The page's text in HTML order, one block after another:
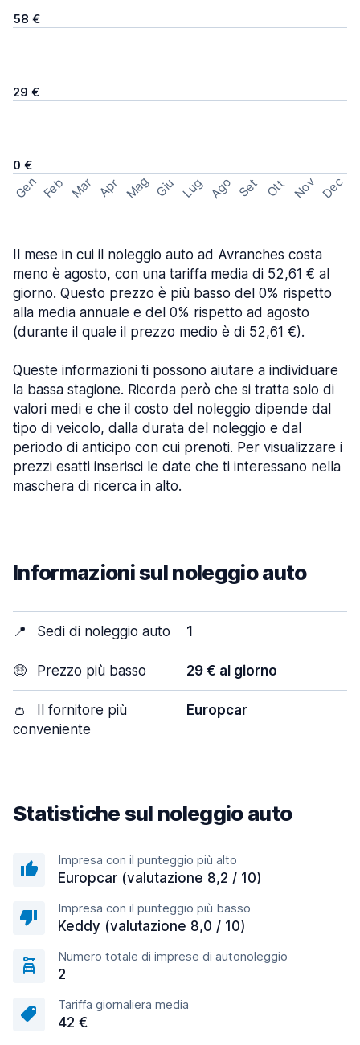
58 €
29 €
0 €
Gen Feb Mar Apr Mag Giu Lug Ago Set Ott Nov Dec
Il mese in cui il noleggio auto ad Avranches costa
meno è agosto, con una tariffa media di 52,61 € al
giorno. Questo prezzo è più basso del 0% rispetto
alla media annuale e del 0% rispetto ad agosto
(durante il quale il prezzo medio è di 52,61 €).
Queste informazioni ti possono aiutare a individuare
la bassa stagione. Ricorda però che si tratta solo di
valori medi e che il costo del noleggio dipende dal
tipo di veicolo, dalla durata del noleggio e dal
periodo di anticipo con cui prenoti. Per visualizzare i
prezzi esatti inserisci le date che ti interessano nella
maschera di ricerca in alto.
Informazioni sul noleggio auto
📍 Sedi di noleggio auto 1
🤑 Prezzo più basso 29 € al giorno
👛
Il fornitore più
conveniente
Europcar
Statistiche sul noleggio auto
Impresa con il punteggio più alto
Europcar (valutazione 8,2 / 10)
Impresa con il punteggio più basso
Keddy (valutazione 8,0 / 10)
Numero totale di imprese di autonoleggio
2
Tariffa giornaliera media
42 €